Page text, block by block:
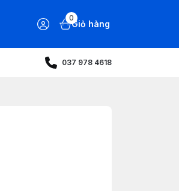
0
Giỏ hàng
037 978 4618